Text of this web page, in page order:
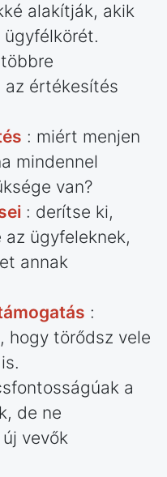
alakítják, akik
értékesítés
: miért menjen
mindennel
van?
: derítse ki,
az ügyfeleknek,
annak
:
hogy törődsz vele
a
de ne
vevők